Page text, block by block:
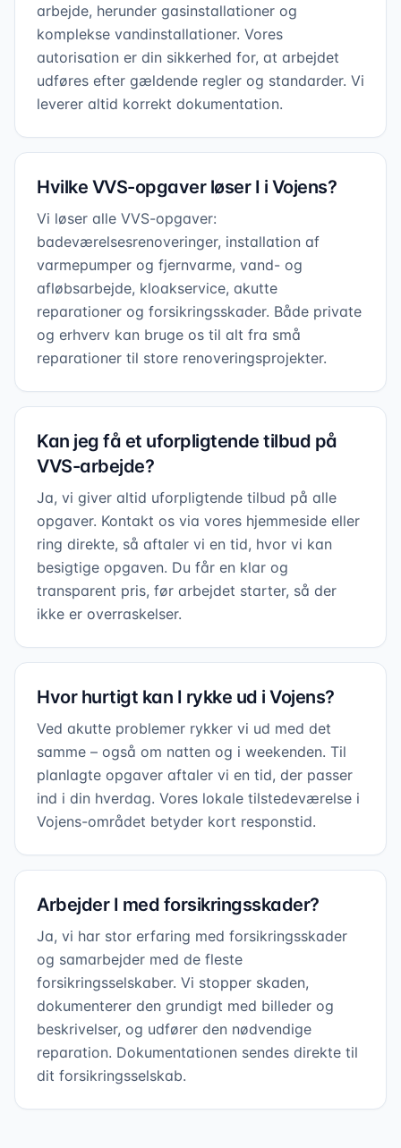
arbejde, herunder gasinstallationer og
komplekse vandinstallationer. Vores
autorisation er din sikkerhed for, at arbejdet
udføres efter gældende regler og standarder. Vi
leverer altid korrekt dokumentation.
Hvilke VVS-opgaver løser I i Vojens?
Vi løser alle VVS-opgaver:
badeværelsesrenoveringer, installation af
varmepumper og fjernvarme, vand- og
afløbsarbejde, kloakservice, akutte
reparationer og forsikringsskader. Både private
og erhverv kan bruge os til alt fra små
reparationer til store renoveringsprojekter.
Kan jeg få et uforpligtende tilbud på
VVS-arbejde?
Ja, vi giver altid uforpligtende tilbud på alle
opgaver. Kontakt os via vores hjemmeside eller
ring direkte, så aftaler vi en tid, hvor vi kan
besigtige opgaven. Du får en klar og
transparent pris, før arbejdet starter, så der
ikke er overraskelser.
Hvor hurtigt kan I rykke ud i Vojens?
Ved akutte problemer rykker vi ud med det
samme – også om natten og i weekenden. Til
planlagte opgaver aftaler vi en tid, der passer
ind i din hverdag. Vores lokale tilstedeværelse i
Vojens-området betyder kort responstid.
Arbejder I med forsikringsskader?
Ja, vi har stor erfaring med forsikringsskader
og samarbejder med de fleste
forsikringsselskaber. Vi stopper skaden,
dokumenterer den grundigt med billeder og
beskrivelser, og udfører den nødvendige
reparation. Dokumentationen sendes direkte til
dit forsikringsselskab.